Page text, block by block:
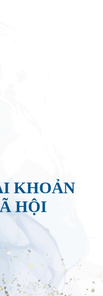
KHOẢN
HỘI